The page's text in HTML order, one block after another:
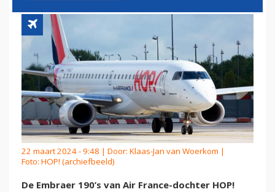
22 maart 2024 - 9:48 | Door: Klaas-Jan van Woerkom |
Foto: HOP! (archiefbeeld)
De Embraer 190’s van Air France-dochter HOP!